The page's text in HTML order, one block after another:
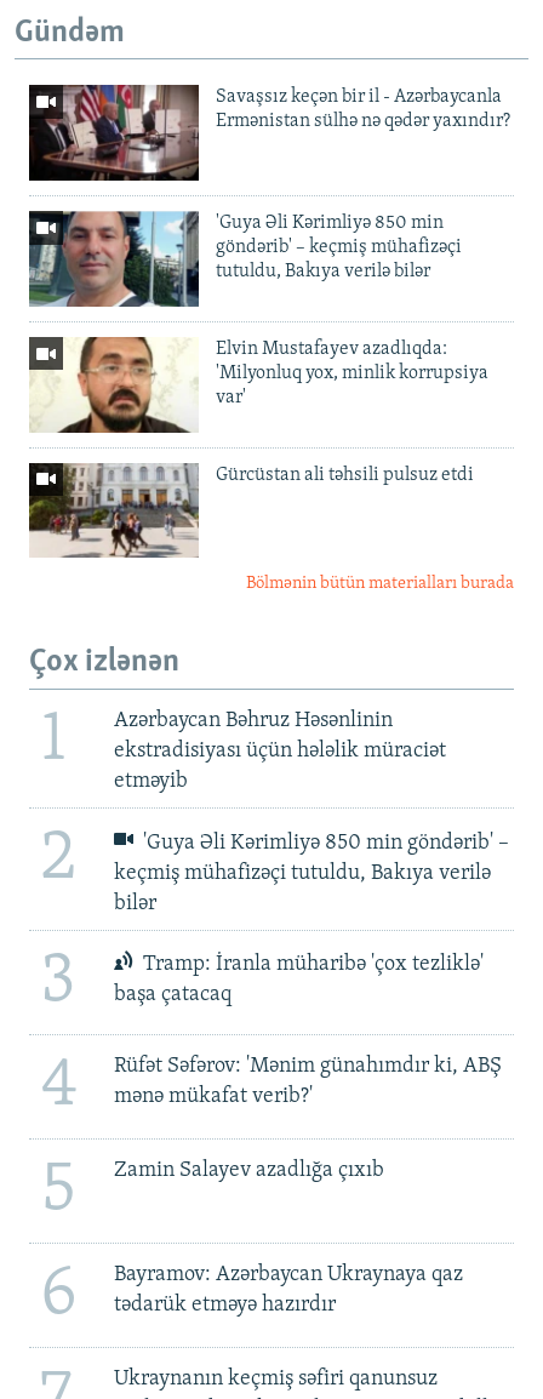
Gündəm
Savaşsız keçən bir il - Azərbaycanla
Ermənistan sülhə nə qədər yaxındır?
'Guya Əli Kərimliyə 850 min
göndərib' – keçmiş mühafizəçi
tutuldu, Bakıya verilə bilər
Elvin Mustafayev azadlıqda:
'Milyonluq yox, minlik korrupsiya
var'
Gürcüstan ali təhsili pulsuz etdi
Bölmənin bütün materialları burada
Çox izlənən
1
Azərbaycan Bəhruz Həsənlinin
ekstradisiyası üçün hələlik müraciət
etməyib
2
'Guya Əli Kərimliyə 850 min göndərib' –
keçmiş mühafizəçi tutuldu, Bakıya verilə
bilər
3
Tramp: İranla müharibə 'çox tezliklə'
başa çatacaq
4
Rüfət Səfərov: 'Mənim günahımdır ki, ABŞ
mənə mükafat verib?'
5 Zamin Salayev azadlığa çıxıb
6
Bayramov: Azərbaycan Ukraynaya qaz
tədarük etməyə hazırdır
Ukraynanın keçmiş səfiri qanunsuz